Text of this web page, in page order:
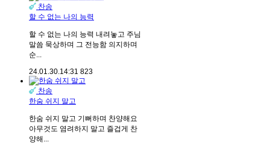
찬송
할 수 없는 나의 능력
할 수 없는 나의 능력 내려놓고 주님
말씀 묵상하며 그 전능함 의지하며
순...
24.01.30.14:31 823
찬송
한숨 쉬지 말고
한숨 쉬지 말고 기뻐하며 찬양해요
아무것도 염려하지 말고 즐겁게 찬
양해...